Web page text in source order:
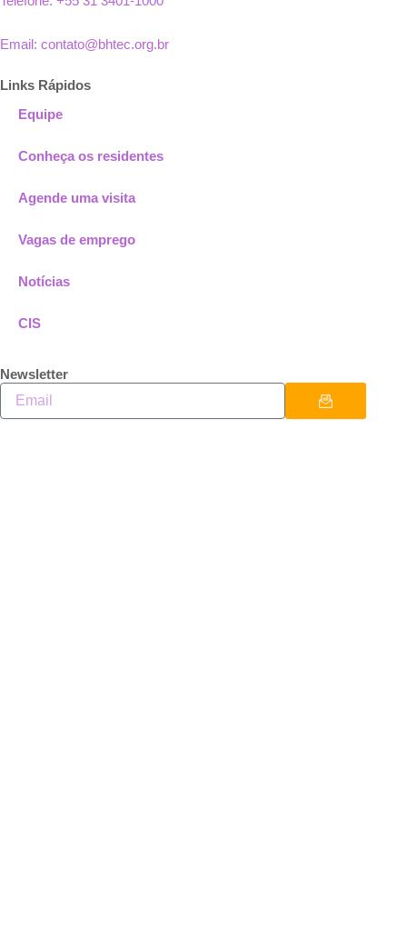
Email: contato@bhtec.org.br
Links Rápidos
Equipe
Conheça os residentes
Agende uma visita
Vagas de emprego
Notícias
CIS
Newsletter